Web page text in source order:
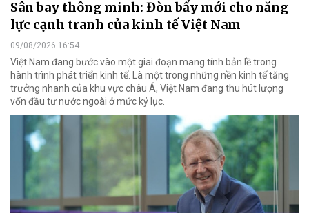
Sân bay thông minh: Đòn bẩy mới cho năng
lực cạnh tranh của kinh tế Việt Nam
09/08/2026 16:54
Việt Nam đang bước vào một giai đoạn mang tính bản lề trong
hành trình phát triển kinh tế. Là một trong những nền kinh tế tăng
trưởng nhanh của khu vực châu Á, Việt Nam đang thu hút lượng
vốn đầu tư nước ngoài ở mức kỷ lục.